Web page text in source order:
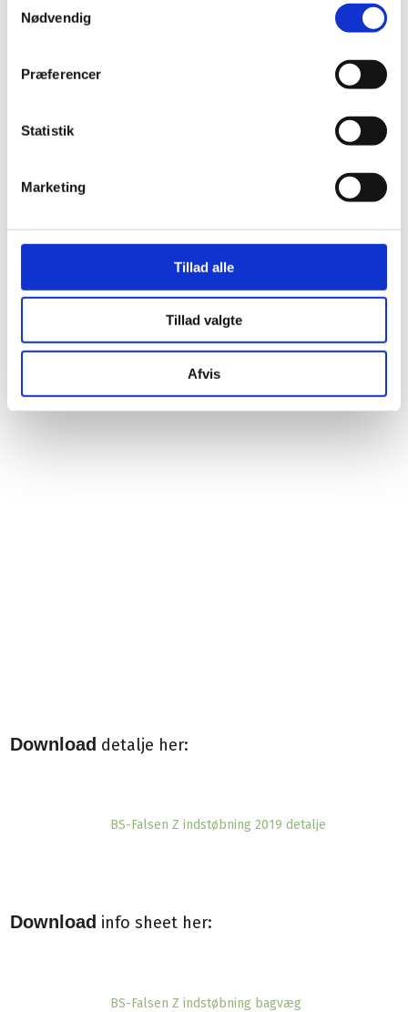
Nødvendig
Præferencer
Statistik
Marketing
Tillad alle
Tillad valgte
Afvis
Download detalje her:
BS-Falsen Z indstøbning 2019 detalje​
Download info sheet her:
BS-Falsen Z indstøbning bagvæg